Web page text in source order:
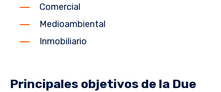
Comercial
Medioambiental
Inmobiliario
Principales objetivos de la Due